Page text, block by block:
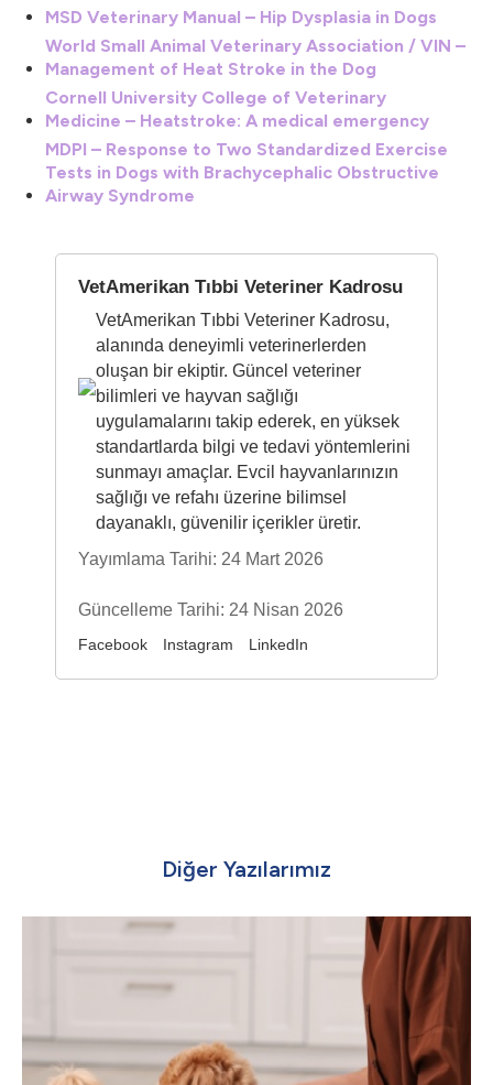
MSD Veterinary Manual – Hip Dysplasia in Dogs
World Small Animal Veterinary Association / VIN –
Management of Heat Stroke in the Dog
Cornell University College of Veterinary
Medicine – Heatstroke: A medical emergency
MDPI – Response to Two Standardized Exercise
Tests in Dogs with Brachycephalic Obstructive
Airway Syndrome
VetAmerikan Tıbbi Veteriner Kadrosu
VetAmerikan Tıbbi Veteriner Kadrosu,
alanında deneyimli veterinerlerden
oluşan bir ekiptir. Güncel veteriner
bilimleri ve hayvan sağlığı
uygulamalarını takip ederek, en yüksek
standartlarda bilgi ve tedavi yöntemlerini
sunmayı amaçlar. Evcil hayvanlarınızın
sağlığı ve refahı üzerine bilimsel
dayanaklı, güvenilir içerikler üretir.
Yayımlama Tarihi: 24 Mart 2026
Güncelleme Tarihi: 24 Nisan 2026
Facebook Instagram LinkedIn
Diğer Yazılarımız